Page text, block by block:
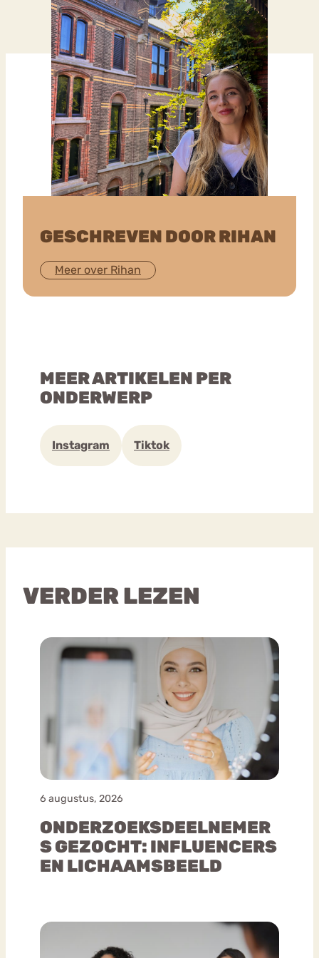
GESCHREVEN DOOR RIHAN
Meer over Rihan
MEER ARTIKELEN PER
ONDERWERP
Instagram Tiktok
VERDER LEZEN
6 augustus, 2026
ONDERZOEKSDEELNEMER
S GEZOCHT: INFLUENCERS
EN LICHAAMSBEELD
Chat
Forum
Bouli
mia
Nerv
osa
Eetstoornis Anorexia Nervosa
Eetbuien Piekeren Sport
Trauma
Orthorexia
Afvallen Angst